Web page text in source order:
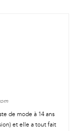
de mode à 14 ans
et elle a tout fait